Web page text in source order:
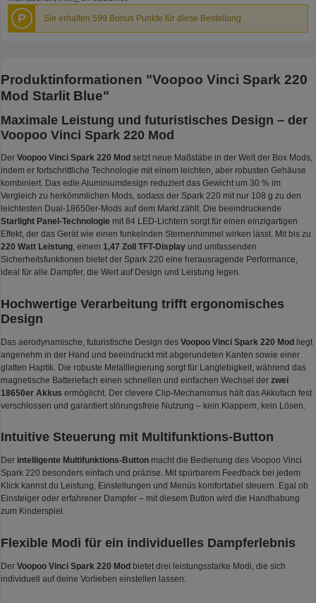
P Sie erhalten 599 Bonus Punkte für diese Bestellung
Produktinformationen "Voopoo Vinci Spark 220
Mod Starlit Blue"
Maximale Leistung und futuristisches Design – der
Voopoo Vinci Spark 220 Mod
Der Voopoo Vinci Spark 220 Mod setzt neue Maßstäbe in der Welt der Box Mods,
indem er fortschrittliche Technologie mit einem leichten, aber robusten Gehäuse
kombiniert. Das edle Aluminiumdesign reduziert das Gewicht um 30 % im
Vergleich zu herkömmlichen Mods, sodass der Spark 220 mit nur 108 g zu den
leichtesten Dual-18650er-Mods auf dem Markt zählt. Die beeindruckende
Starlight Panel-Technologie mit 84 LED-Lichtern sorgt für einen einzigartigen
Effekt, der das Gerät wie einen funkelnden Sternenhimmel wirken lässt. Mit bis zu
220 Watt Leistung, einem 1,47 Zoll TFT-Display und umfassenden
Sicherheitsfunktionen bietet der Spark 220 eine herausragende Performance,
ideal für alle Dampfer, die Wert auf Design und Leistung legen.
Hochwertige Verarbeitung trifft ergonomisches
Design
Das aerodynamische, futuristische Design des Voopoo Vinci Spark 220 Mod liegt
angenehm in der Hand und beeindruckt mit abgerundeten Kanten sowie einer
glatten Haptik. Die robuste Metalllegierung sorgt für Langlebigkeit, während das
magnetische Batteriefach einen schnellen und einfachen Wechsel der zwei
18650er Akkus ermöglicht. Der clevere Clip-Mechanismus hält das Akkufach fest
verschlossen und garantiert störungsfreie Nutzung – kein Klappern, kein Lösen.
Intuitive Steuerung mit Multifunktions-Button
Der intelligente Multifunktions-Button macht die Bedienung des Voopoo Vinci
Spark 220 besonders einfach und präzise. Mit spürbarem Feedback bei jedem
Klick kannst du Leistung, Einstellungen und Menüs komfortabel steuern. Egal ob
Einsteiger oder erfahrener Dampfer – mit diesem Button wird die Handhabung
zum Kinderspiel.
Flexible Modi für ein individuelles Dampferlebnis
Der Voopoo Vinci Spark 220 Mod bietet drei leistungsstarke Modi, die sich
individuell auf deine Vorlieben einstellen lassen: